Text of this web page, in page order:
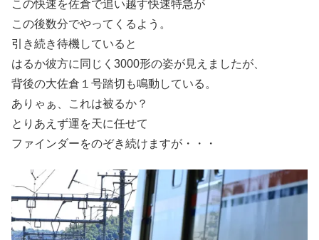
この快速を佐倉で追い越す快速特急が
この後数分でやってくるよう。
引き続き待機していると
はるか彼方に同じく3000形の姿が見えましたが、
背後の大佐倉１号踏切も鳴動している。
ありゃぁ、これは被るか？
とりあえず運を天に任せて
ファインダーをのぞき続けますが・・・